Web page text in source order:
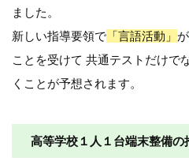
ました。
新しい指導要領で 「言語活動」
ことを受けて 共通テストだけで
くことが予想されます。
高等学校１人１台端末整備の